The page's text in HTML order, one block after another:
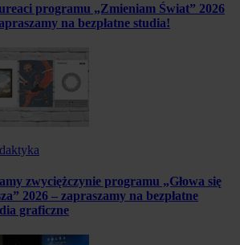
programu „Zmieniam Świat” 2026
na bezpłatne studia!
zwyciężczynie programu „Głowa się
2026 – zapraszamy na bezpłatne
graficzne